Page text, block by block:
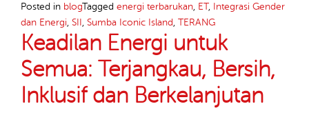
Posted in blogTagged energi terbarukan ET, Integrasi Gender
dan Energi SII Sumba Iconic Island TERANG
Keadilan Energi untuk
Semua: Terjangkau, Bersih,
Inklusif dan Berkelanjutan